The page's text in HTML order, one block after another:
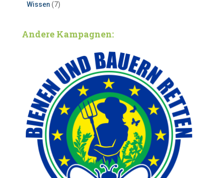
Wissen (7)
Andere Kampagnen: